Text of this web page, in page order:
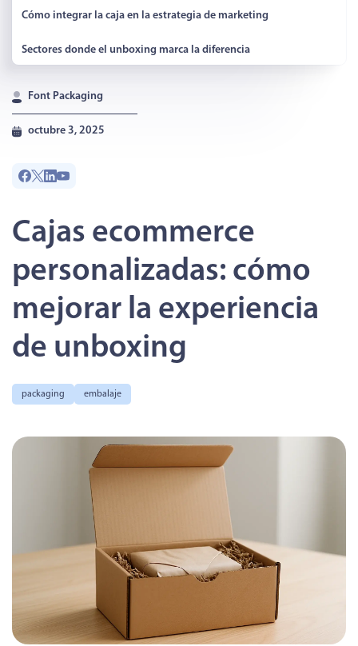
Cómo integrar la caja en la estrategia de marketing
Sectores donde el unboxing marca la diferencia
Font Packaging
octubre 3, 2025
Cajas ecommerce
personalizadas: cómo
mejorar la experiencia
de unboxing
packaging embalaje